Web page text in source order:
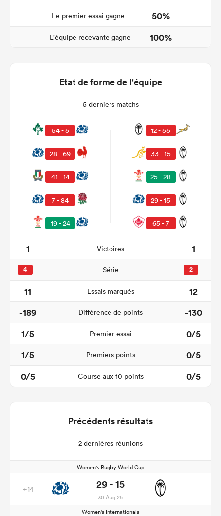
Le premier essai gagne 50%
L'équipe recevante gagne 100%
Etat de forme de l'équipe
5 derniers matchs
54 - 5
28 - 69
41 - 14
7 - 84
19 - 24
12 - 55
33 - 15
25 - 28
29 - 15
65 - 7
1 Victoires 1
4 Série 2
11 Essais marqués
12
-189
Différence de points
-130
1/5
Premier essai
0/5
1/5
Premiers points
0/5
0/5
Course aux 10 points 0/5
Précédents résultats
2 dernières réunions
Women's Rugby World Cup
+14 29 - 15
30 Aug 25
Women's Internationals